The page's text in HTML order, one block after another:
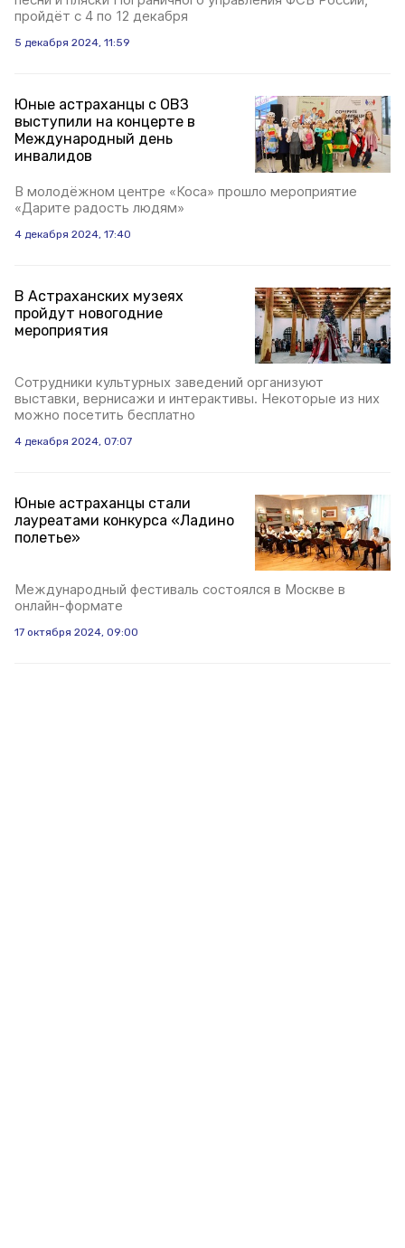
пройдёт с 4 по 12 декабря
5 декабря 2024, 11:59
Юные астраханцы с ОВЗ
выступили на концерте в
Международный день
инвалидов
В молодёжном центре «Коса» прошло мероприятие
«Дарите радость людям»
4 декабря 2024, 17:40
В Астраханских музеях
пройдут новогодние
мероприятия
Сотрудники культурных заведений организуют
выставки, вернисажи и интерактивы. Некоторые из них
можно посетить бесплатно
4 декабря 2024, 07:07
Юные астраханцы стали
лауреатами конкурса «Ладино
полетье»
Международный фестиваль состоялся в Москве в
онлайн-формате
17 октября 2024, 09:00